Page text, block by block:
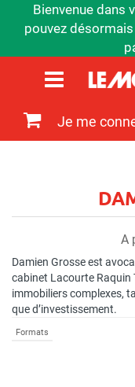
Bienvenue dans
pouvez
Je me
A
Damien Grosse est
cabinet Lacourte Raquin
immobiliers complexes,
que d’investissement.
Formats